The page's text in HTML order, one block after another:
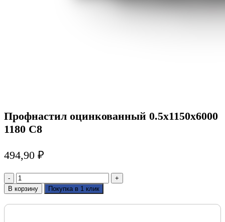
Профнастил оцинкованный 0.5х1150х6000
1180 С8
494,90 ₽
Количество
товара
Профнастил
оцинкованный
В корзину Покупка в 1 клик